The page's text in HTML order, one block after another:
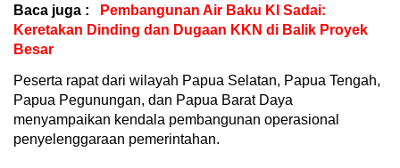
Baca juga :
Pembangunan Air Baku KI Sadai:
Keretakan Dinding dan Dugaan KKN di Balik Proyek
Besar
Peserta rapat dari wilayah Papua Selatan, Papua Tengah,
Papua Pegunungan, dan Papua Barat Daya
menyampaikan kendala pembangunan operasional
penyelenggaraan pemerintahan.